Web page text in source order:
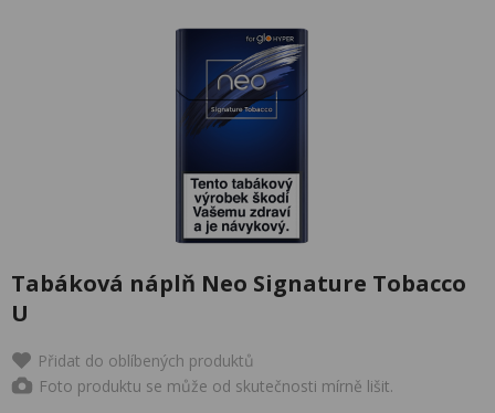
Tabáková náplň Neo Signature Tobacco
U
Přidat do oblíbených produktů
Foto produktu se může od skutečnosti mírně lišit.